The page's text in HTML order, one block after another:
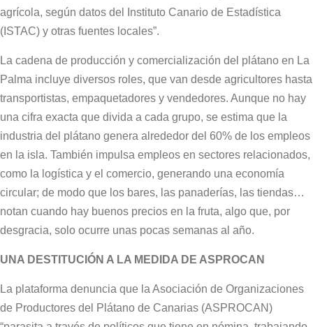
agrícola, según datos del Instituto Canario de Estadística
(ISTAC) y otras fuentes locales”.
La cadena de producción y comercialización del plátano en La
Palma incluye diversos roles, que van desde agricultores hasta
transportistas, empaquetadores y vendedores. Aunque no hay
una cifra exacta que divida a cada grupo, se estima que la
industria del plátano genera alrededor del 60% de los empleos
en la isla. También impulsa empleos en sectores relacionados,
como la logística y el comercio, generando una economía
circular; de modo que los bares, las panaderías, las tiendas…
notan cuando hay buenos precios en la fruta, algo que, por
desgracia, solo ocurre unas pocas semanas al año.
UNA DESTITUCIÓN A LA MEDIDA DE ASPROCAN
La plataforma denuncia que la Asociación de Organizaciones
de Productores del Plátano de Canarias (ASPROCAN)